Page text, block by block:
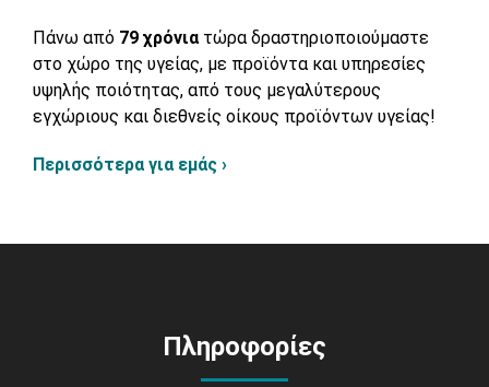
Πάνω από 79 χρόνια τώρα δραστηριοποιούμαστε
στο χώρο της υγείας, με προϊόντα και υπηρεσίες
υψηλής ποιότητας, από τους μεγαλύτερους
εγχώριους και διεθνείς οίκους προϊόντων υγείας!
Περισσότερα για εμάς ›
Πληροφορίες